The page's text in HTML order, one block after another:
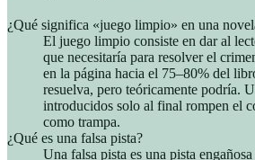
¿Qué significa «juego limpio» en una
El juego limpio consiste en dar al
que necesitaría para resolver el
en la página hacia el 75–80% del
resuelva, pero teóricamente podría.
introducidos solo al final rompen el
como trampa.
¿Qué es una falsa pista?
Una falsa pista es una pista